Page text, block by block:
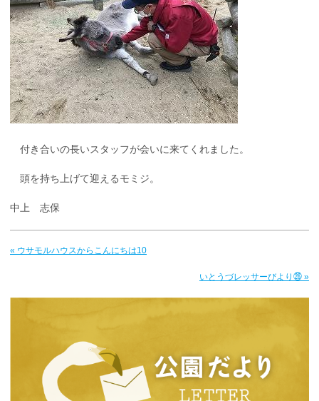
付き合いの長いスタッフが会いに来てくれました。
頭を持ち上げて迎えるモミジ。
中上 志保
« ウサモルハウスからこんにちは10
いとうづレッサーびより㉖ »